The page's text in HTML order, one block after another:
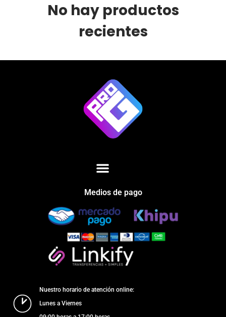
No hay productos
recientes
Medios de pago
Nuestro horario de atención online:
Lunes a Viernes